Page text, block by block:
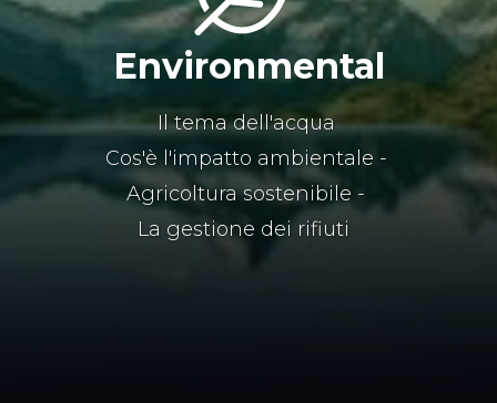
Environmental
Il tema dell'acqua
Cos'è l'impatto ambientale
Agricoltura sostenibile
La gestione dei rifiuti